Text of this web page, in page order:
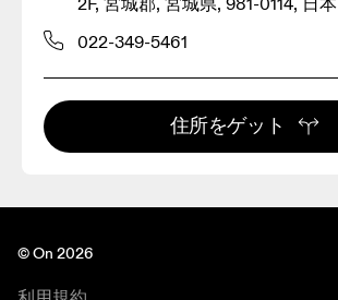
022-349-5461
住所をゲット
© On 2026